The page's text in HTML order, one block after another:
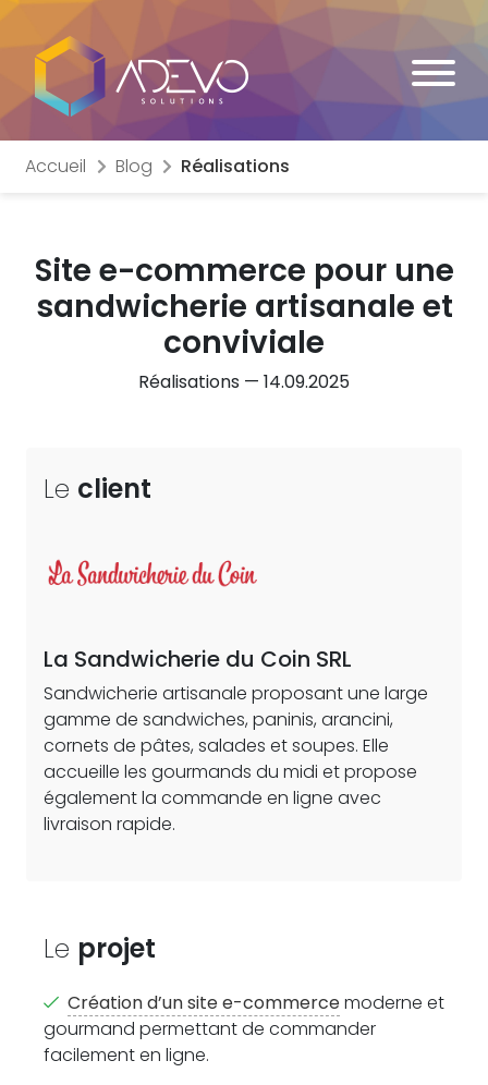
Accueil Blog Réalisations
Site e-commerce pour une
sandwicherie artisanale et
conviviale
Réalisations — 14.09.2025
Le client
La Sandwicherie du Coin SRL
Sandwicherie artisanale proposant une large
gamme de sandwiches, paninis, arancini,
cornets de pâtes, salades et soupes. Elle
accueille les gourmands du midi et propose
également la commande en ligne avec
livraison rapide.
Le projet
Création d’un site e-commercemoderne et
gourmand permettant de commander
facilement en ligne.